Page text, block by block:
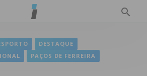
DESTAQUE
PAÇOS DE FERREIRA